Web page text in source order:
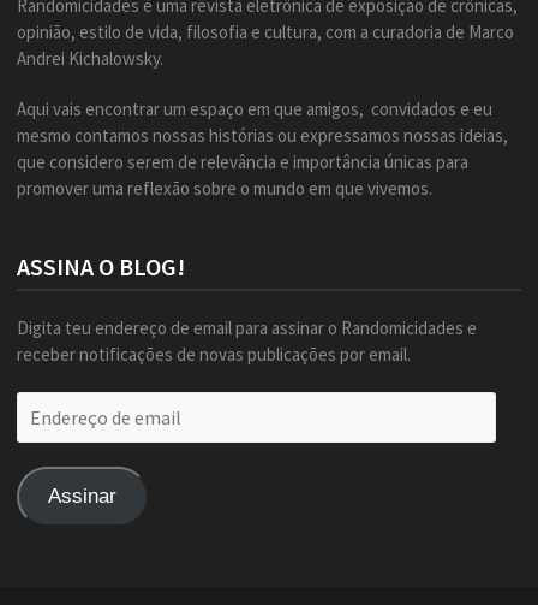
Randomicidades é uma revista eletrônica de exposição de crônicas,
opinião, estilo de vida, filosofia e cultura, com a curadoria de Marco
Andrei Kichalowsky.
Aqui vais encontrar um espaço em que amigos, convidados e eu
mesmo contamos nossas histórias ou expressamos nossas ideias,
que considero serem de relevância e importância únicas para
promover uma reflexão sobre o mundo em que vivemos.
ASSINA O BLOG!
Digita teu endereço de email para assinar o Randomicidades e
receber notificações de novas publicações por email.
de
Assinar